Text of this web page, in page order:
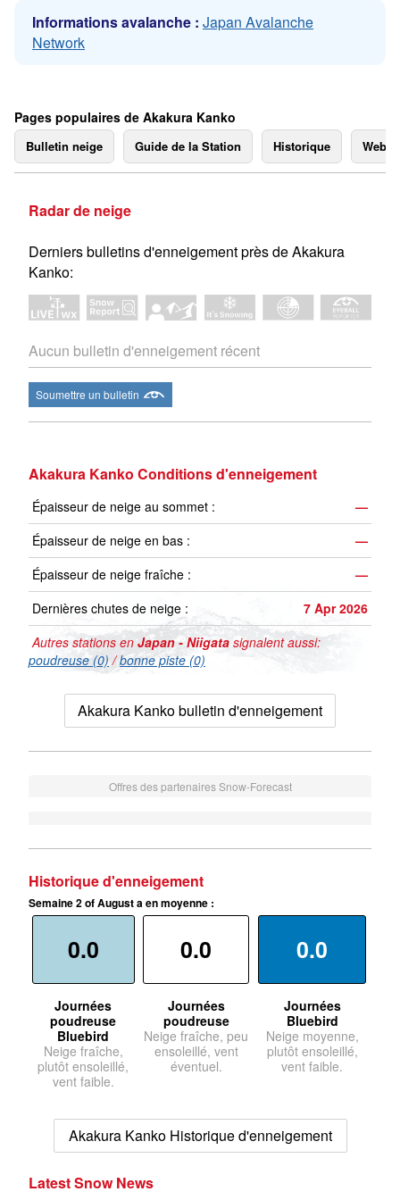
Informations avalanche : Japan Avalanche
Network
Pages populaires de Akakura Kanko
Bulletin neige Guide de la Station Historique
Radar de neige
Derniers bulletins d'enneigement près de Akakura
Kanko:
Aucun bulletin d'enneigement récent
Soumettre un bulletin
Akakura Kanko Conditions d'enneigement
Épaisseur de neige au sommet :
—
Épaisseur de neige en bas :
—
Épaisseur de neige fraîche :
—
Dernières chutes de neige :
7 Apr 2026
Autres stations en Japan - Niigata signalent aussi:
poudreuse (0) /bonne piste (0)
Akakura Kanko bulletin d'enneigement
Offres des partenaires Snow-Forecast
Historique d'enneigement
Semaine 2 of August a en moyenne :
0.0
Journées
poudreuse
Bluebird
Neige fraîche,
plutôt ensoleillé,
vent faible.
0.0
Journées
poudreuse
Neige fraîche, peu
ensoleillé, vent
éventuel.
0.0
Journées
Bluebird
Neige moyenne,
plutôt ensoleillé,
vent faible.
Akakura Kanko Historique d'enneigement